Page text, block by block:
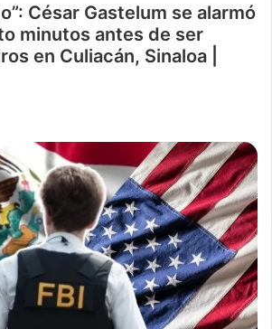
César Gastelum se alarmó
minutos antes de ser
en Culiacán, Sinaloa |